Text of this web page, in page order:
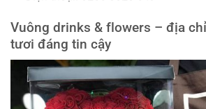
Vuông drinks & flowers – địa
tươi đáng tin cậy